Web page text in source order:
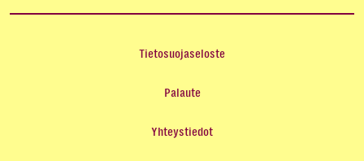
Tietosuojaseloste
Palaute
Yhteystiedot